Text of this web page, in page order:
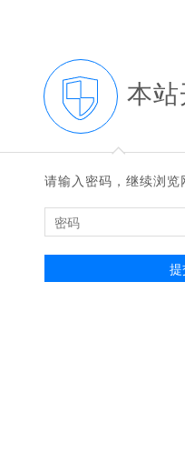
本
◆
◆
请输入密码，继续浏览